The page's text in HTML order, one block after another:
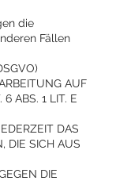
die
Fällen
AUF
ABS. 1 LIT. E
DAS
DIE SICH AUS
DIE